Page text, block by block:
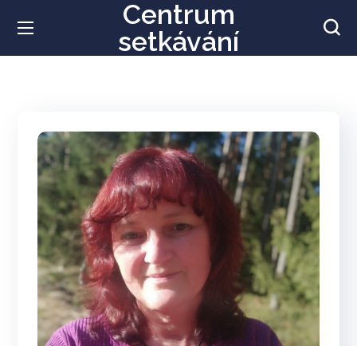
Centrum
setkávání